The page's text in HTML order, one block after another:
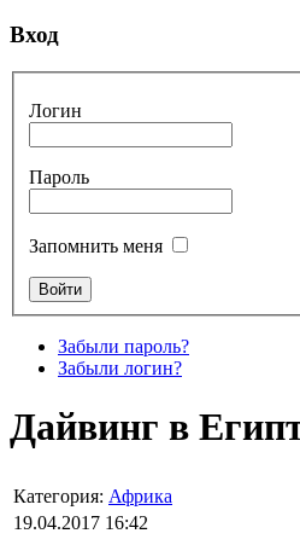
Вход
Логин
Пароль
Запомнить меня
Забыли пароль?
Забыли логин?
Дайвинг в
Категория: Африка
19.04.2017 16:42